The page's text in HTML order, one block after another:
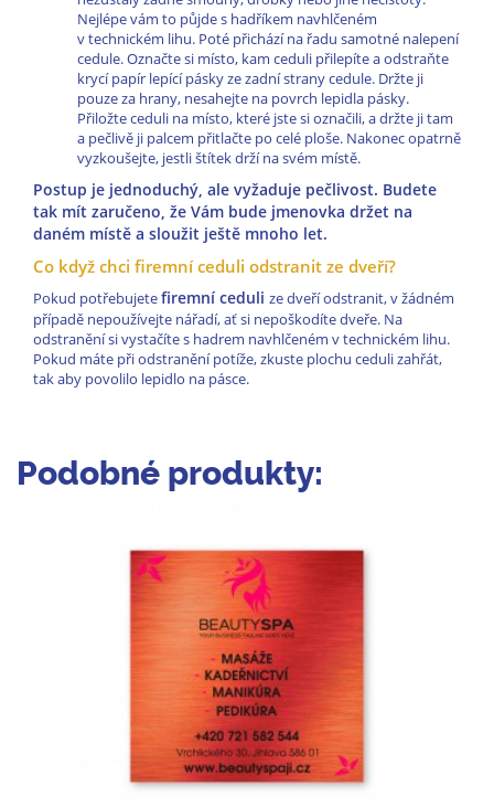
Nejlépe vám to půjde s hadříkem navhlčeném
v technickém lihu. Poté přichází na řadu samotné nalepení
cedule. Označte si místo, kam ceduli přilepíte a odstraňte
krycí papír lepící pásky ze zadní strany cedule. Držte ji
pouze za hrany, nesahejte na povrch lepidla pásky.
Přiložte ceduli na místo, které jste si označili, a držte ji tam
a pečlivě ji palcem přitlačte po celé ploše. Nakonec opatrně
vyzkoušejte, jestli štítek drží na svém místě.
Postup je jednoduchý, ale vyžaduje pečlivost. Budete
tak mít zaručeno, že Vám bude jmenovka držet na
daném místě a sloužit ještě mnoho let.
Co když chci firemní ceduli odstranit ze dveří?
Pokud potřebujetefiremní ceduli ze dveří odstranit, v žádném
případě nepoužívejte nářadí, ať si nepoškodíte dveře. Na
odstranění si vystačíte s hadrem navhlčeném v technickém lihu.
Pokud máte při odstranění potíže, zkuste plochu ceduli zahřát,
tak aby povolilo lepidlo na pásce.
Podobné produkty: